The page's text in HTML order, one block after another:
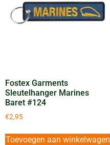
Fostex Garments
Sleutelhanger Marines
Baret #124
€2,95
Toevoegen aan winkelwagen